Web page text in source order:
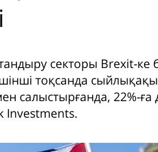
секторы Brexit-
тоқсанда
салыстырғанда, 22%-ға
Investments.